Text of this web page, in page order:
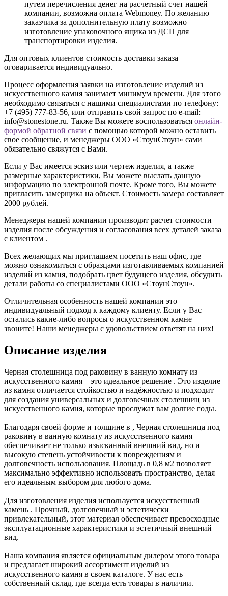
путем перечисления денег на расчетный счет нашей
компании, возможна оплата Webmoney. По желанию
заказчика за дополнительную плату возможно
изготовление упаковочного ящика из ДСП для
транспортировки изделия.
Для оптовых клиентов стоимость доставки заказа
оговаривается индивидуально.
Процесс оформления заявки на изготовление изделий из
искусственного камня занимает минимум времени. Для этого
необходимо связаться с нашими специалистами по телефону:
+7 (495) 777-83-56, или отправить свой запрос по e-mail:
info@stonestone.ru. Также Вы можете воспользоваться онлайн-
формой обратной связи с помощью которой можно оставить
свое сообщение, и менеджеры ООО «СтоунСтоун» сами
обязательно свяжутся с Вами.
Если у Вас имеется эскиз или чертеж изделия, а также
размерные характеристики, Вы можете выслать данную
информацию по электронной почте. Кроме того, Вы можете
пригласить замерщика на объект. Стоимость замера составляет
2000 рублей.
Менеджеры нашей компании производят расчет стоимости
изделия после обсуждения и согласования всех деталей заказа
с клиентом .
Всех желающих мы приглашаем посетить наш офис, где
можно ознакомиться с образцами изготавливаемых компанией
изделий из камня, подобрать цвет будущего изделия, обсудить
детали работы со специалистами ООО «СтоунСтоун».
Отличительная особенность нашей компании это
индивидуальный подход к каждому клиенту. Если у Вас
остались какие-либо вопросы о искусственном камне –
звоните! Наши менеджеры с удовольствием ответят на них!
Описание изделия
Черная столешница под раковину в ванную комнату из
искусственного камня – это идеальное решение . Это изделие
из камня отличается стойкостью и надёжностью и подходит
для создания универсальных и долговечных столешниц из
искусственного камня, которые прослужат вам долгие годы.
Благодаря своей форме и толщине в , Черная столешница под
раковину в ванную комнату из искусственного камня
обеспечивает не только изысканный внешний вид, но и
высокую степень устойчивости к повреждениям и
долговечность использования. Площадь в 0,8 м2 позволяет
максимально эффективно использовать пространство, делая
его идеальным выбором для любого дома.
Для изготовления изделия используется искусственный
камень . Прочный, долговечный и эстетически
привлекательный, этот материал обеспечивает превосходные
эксплуатационные характеристики и эстетичный внешний
вид.
Наша компания является официальным дилером этого товара
и предлагает широкий ассортимент изделий из
искусственного камня в своем каталоге. У нас есть
собственный склад, где всегда есть товары в наличии.